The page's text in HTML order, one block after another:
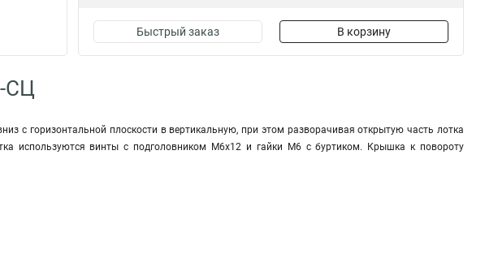
Быстрый заказ В корзину
СЦ
с горизонтальной плоскости в вертикальную, при этом разворачивая открытую часть лотка
используются винты с подголовником М6х12 и гайки М6 с буртиком. Крышка к повороту